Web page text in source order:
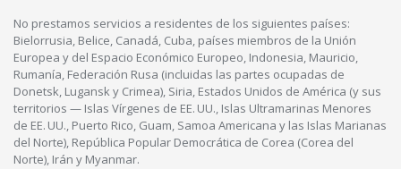
No prestamos servicios a residentes de los siguientes países:
Bielorrusia, Belice, Canadá, Cuba, países miembros de la Unión
Europea y del Espacio Económico Europeo, Indonesia, Mauricio,
Rumanía, Federación Rusa (incluidas las partes ocupadas de
Donetsk, Lugansk y Crimea), Siria, Estados Unidos de América (y sus
territorios — Islas Vírgenes de EE. UU., Islas Ultramarinas Menores
de EE. UU., Puerto Rico, Guam, Samoa Americana y las Islas Marianas
del Norte), República Popular Democrática de Corea (Corea del
Norte), Irán y Myanmar.